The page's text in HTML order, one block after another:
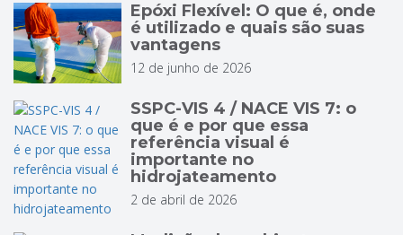
Epóxi Flexível: O que é, onde
é utilizado e quais são suas
vantagens
12 de junho de 2026
SSPC-VIS 4 / NACE VIS 7: o
que é e por que essa
referência visual é
importante no
hidrojateamento
2 de abril de 2026